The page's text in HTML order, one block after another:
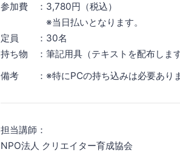
参加費 ：3,780円（税込）
※当日払いとなります。
定員 ：30名
持ち物 ：筆記用具（テキストを配布しま
備考 ：※特にPCの持ち込みは必要ありま
担当講師：
NPO法人 クリエイター育成協会